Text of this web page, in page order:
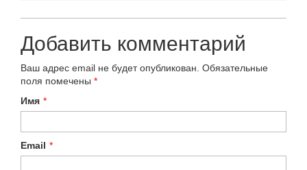
Добавить комментарий
Ваш адрес email не будет опубликован. Обязательные
поля помечены *
Имя *
Email *